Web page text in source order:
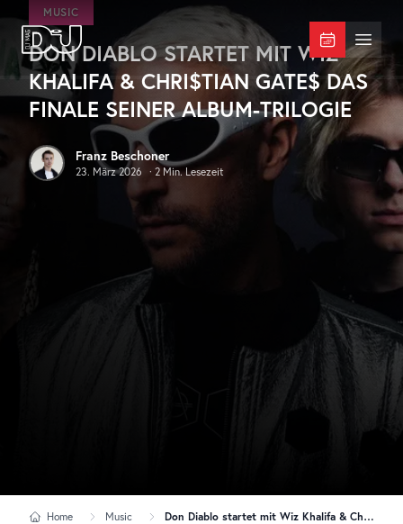
Zum Hauptinhalt springen
DJ Mag Germany Menü
MUSIC
DON DIABLO STARTET MIT WIZ
KHALIFA & CHRI$TIAN GATE$ DAS
FINALE SEINER ALBUM-TRILOGIE
Franz Beschoner
23. März 2026 · 2 Min. Lesezeit
Home Music Don Diablo startet mit Wiz Khalifa & Chri$tian Gate$ das Finale seiner Album-Trilogie